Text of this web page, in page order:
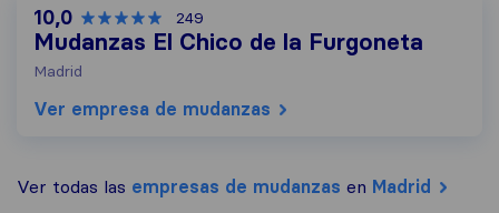
10,0 249
Mudanzas El Chico de la Furgoneta
Madrid
Ver empresa de mudanzas
Ver todas las empresas de mudanzas en Madrid